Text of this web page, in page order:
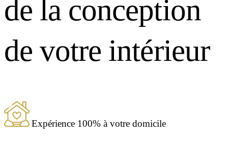
de la conception
de votre intérieur
Expérience 100% à votre domicile